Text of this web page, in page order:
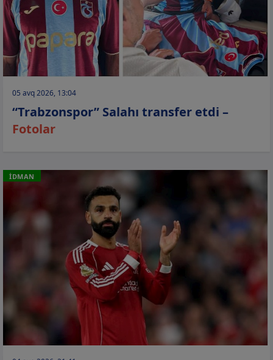
05 avq 2026, 13:04
“Trabzonspor” Salahı transfer etdi –
Fotolar
İDMAN